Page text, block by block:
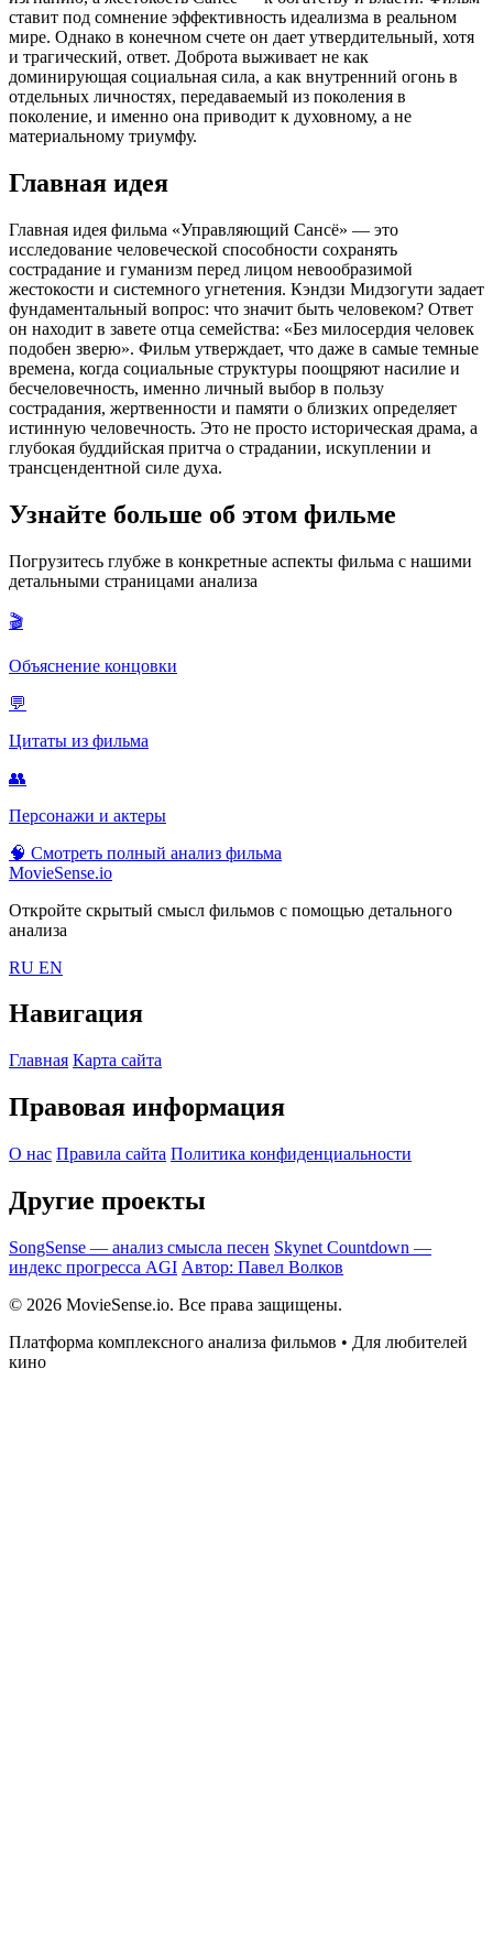
ставит под сомнение эффективность идеализма в реальном
мире. Однако в конечном счете он дает утвердительный, хотя
и трагический, ответ. Доброта выживает не как
доминирующая социальная сила, а как внутренний огонь в
отдельных личностях, передаваемый из поколения в
поколение, и именно она приводит к духовному, а не
материальному триумфу.
Главная идея
Главная идея фильма «Управляющий Сансё» — это
исследование человеческой способности сохранять
сострадание и гуманизм перед лицом невообразимой
жестокости и системного угнетения. Кэндзи Мидзогути задает
фундаментальный вопрос: что значит быть человеком? Ответ
он находит в завете отца семейства: «Без милосердия человек
подобен зверю». Фильм утверждает, что даже в самые темные
времена, когда социальные структуры поощряют насилие и
бесчеловечность, именно личный выбор в пользу
сострадания, жертвенности и памяти о близких определяет
истинную человечность. Это не просто историческая драма, а
глубокая буддийская притча о страдании, искуплении и
трансцендентной силе духа.
Узнайте больше об этом фильме
Погрузитесь глубже в конкретные аспекты фильма с нашими
детальными страницами анализа
🎬
Объяснение концовки
💬
Цитаты из фильма
👥
Персонажи и актеры
🧠 Смотреть полный анализ фильма
MovieSense.io
Откройте скрытый смысл фильмов с помощью детального
анализа
RU EN
Навигация
Главная Карта сайта
Правовая информация
О нас Правила сайта Политика конфиденциальности
Другие проекты
SongSense — анализ смысла песен Skynet Countdown —
индекс прогресса AGI Автор: Павел Волков
© 2026 MovieSense.io. Все права защищены.
Платформа комплексного анализа фильмов • Для любителей
кино